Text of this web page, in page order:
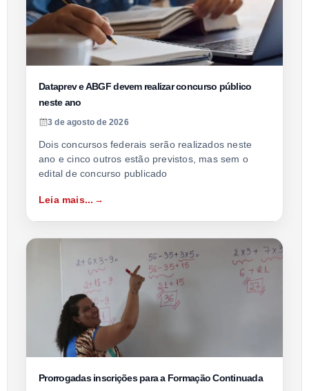
Dataprev e ABGF devem realizar concurso público
neste ano
3 de agosto de 2026
Dois concursos federais serão realizados neste
ano e cinco outros estão previstos, mas sem o
edital de concurso publicado
Leia mais...
Prorrogadas inscrições para a Formação Continuada